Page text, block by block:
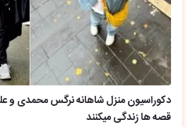
دکوراسیون منزل شاهانه نرگس محمدی و
قصه ها زندگی میکنند